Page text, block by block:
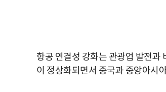
항공 연결성 강화는 관광업 발전과
이 정상화되면서 중국과 중앙아시